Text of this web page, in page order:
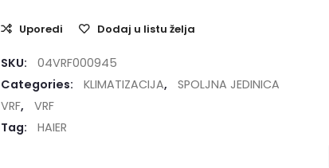
Uporedi Dodaj u listu želja
SKU:
04VRF000945
Categories:
KLIMATIZACIJA,
SPOLJNA JEDINICA
VRF,
VRF
Tag:
HAIER